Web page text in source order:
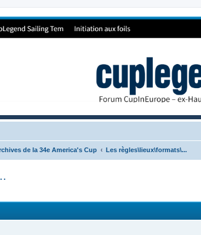
de la 34e America's Cup Les règles\lieux\formats\...